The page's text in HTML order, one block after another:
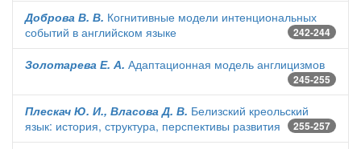
Доброва В. В. Когнитивные модели интенциональных
событий в английском языке
242-244
Золотарева Е. А. Адаптационная модель англицизмов
245-255
Плескач Ю. И., Власова Д. В. Белизский креольский
язык: история, структура, перспективы развития
255-257